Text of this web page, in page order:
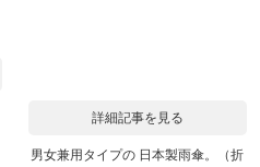
詳細記事を見る
男女兼用タイプの 日本製雨傘。（折